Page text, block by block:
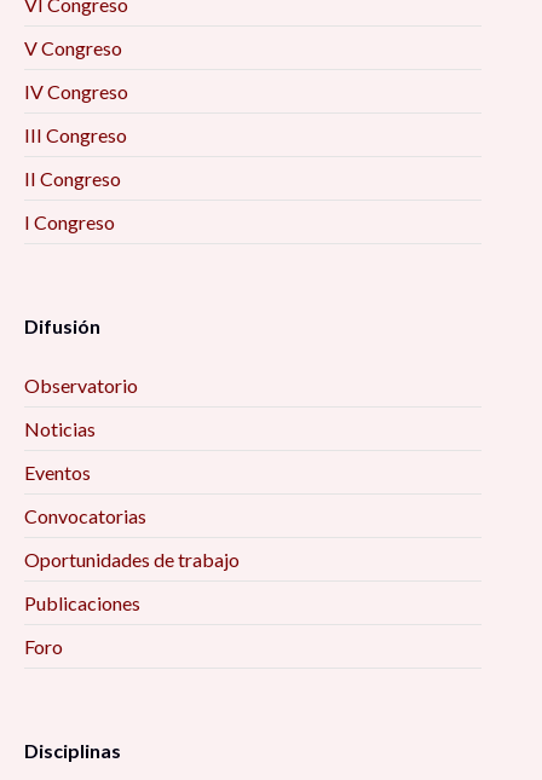
VI Congreso
V Congreso
IV Congreso
III Congreso
II Congreso
I Congreso
Difusión
Observatorio
Noticias
Eventos
Convocatorias
Oportunidades de trabajo
Publicaciones
Foro
Disciplinas